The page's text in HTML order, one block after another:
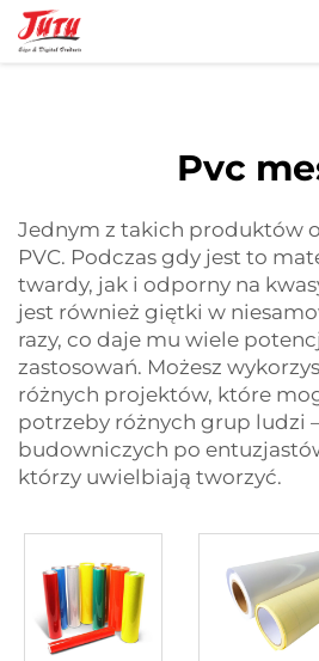
siatka PVC
...">
Produkty
O Nas
Aplikacja
Wiadomości
Pvc
Jednym z takich produktów
PVC. Podczas gdy jest to
twardy, jak i odporny na
jest również giętki w
razy, co daje mu wiele
zastosowań. Możesz
różnych projektów, które
potrzeby różnych grup ludzi
budowniczych po
którzy uwielbiają tworzyć.